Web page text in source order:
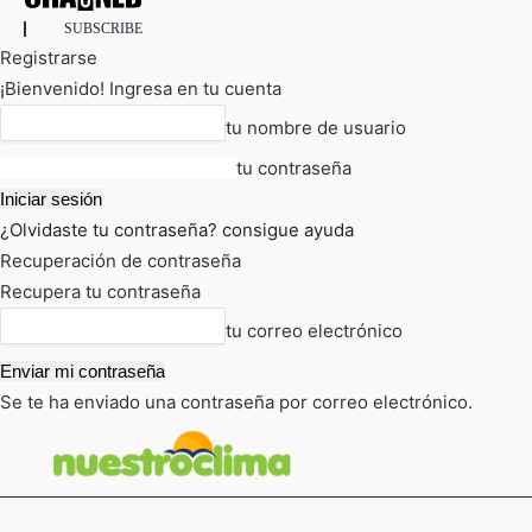
SUBSCRIBE
Registrarse
¡Bienvenido! Ingresa en tu cuenta
tu nombre de usuario
tu contraseña
¿Olvidaste tu contraseña? consigue ayuda
Recuperación de contraseña
Recupera tu contraseña
tu correo electrónico
Se te ha enviado una contraseña por correo electrónico.